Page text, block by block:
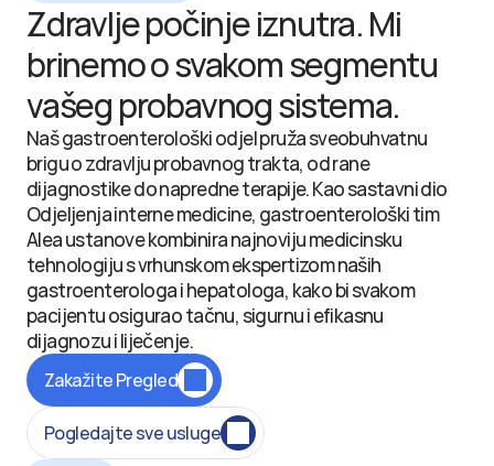
Zdravlje počinje iznutra. Mi
brinemo o svakom segmentu
vašeg probavnog sistema.
Naš gastroenterološki odjel pruža sveobuhvatnu
brigu o zdravlju probavnog trakta, od rane
dijagnostike do napredne terapije. Kao sastavni dio
Odjeljenja interne medicine, gastroenterološki tim
Alea ustanove kombinira najnoviju medicinsku
tehnologiju s vrhunskom ekspertizom naših
gastroenterologa i hepatologa, kako bi svakom
pacijentu osigurao tačnu, sigurnu i efikasnu
dijagnozu i liječenje.
Zakažite Pregled
Pogledajte sve usluge